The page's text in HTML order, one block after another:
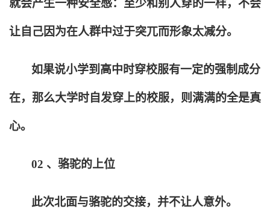
就会产生一种安全感：至少和别人穿的一样，不会
让自己因为在人群中过于突兀而形象太减分。
如果说小学到高中时穿校服有一定的强制成分
在，那么大学时自发穿上的校服，则满满的全是真
心。
02 、骆驼的上位
此次北面与骆驼的交接，并不让人意外。